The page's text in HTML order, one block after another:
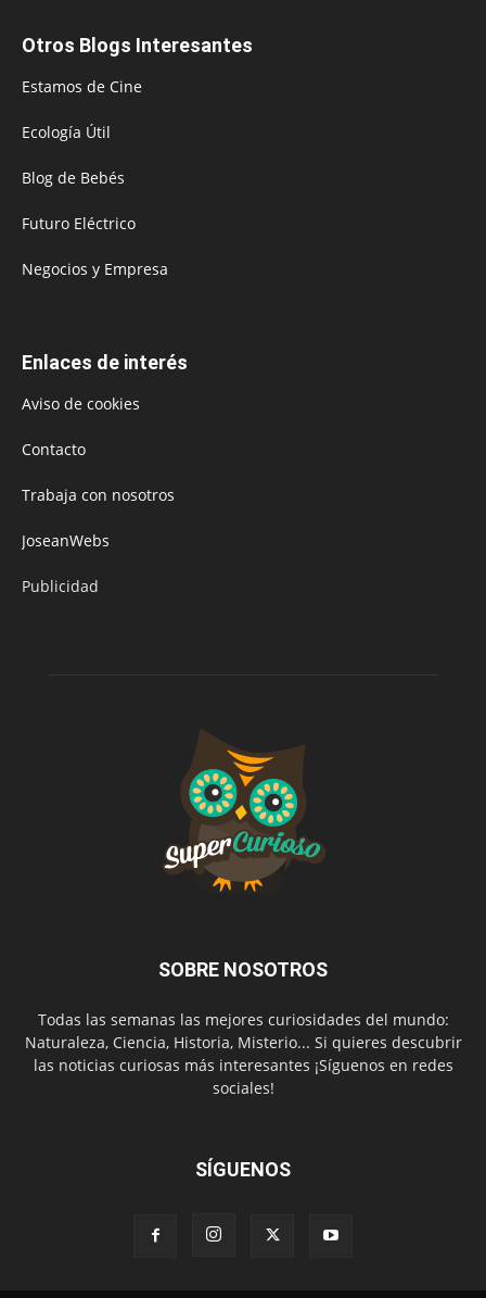
Otros Blogs Interesantes
Estamos de Cine
Ecología Útil
Blog de Bebés
Futuro Eléctrico
Negocios y Empresa
Enlaces de interés
Aviso de cookies
Contacto
Trabaja con nosotros
JoseanWebs
Publicidad
SOBRE NOSOTROS
Todas las semanas las mejores curiosidades del mundo:
Naturaleza, Ciencia, Historia, Misterio... Si quieres descubrir
las noticias curiosas más interesantes ¡Síguenos en redes
sociales!
SÍGUENOS